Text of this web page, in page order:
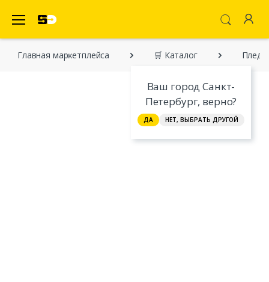
Ваш город Санкт-
Петербург, верно?
ДА НЕТ, ВЫБРАТЬ ДРУГОЙ
Главная марĸетплейса 🛒 Каталог